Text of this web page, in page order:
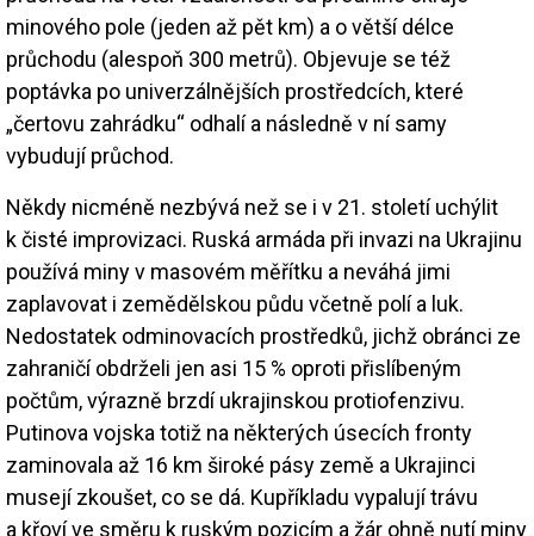
minového pole (jeden až pět km) a o větší délce
průchodu (alespoň 300 metrů). Objevuje se též
poptávka po univerzálnějších prostředcích, které
„čertovu zahrádku“ odhalí a následně v ní samy
vybudují průchod.
Někdy nicméně nezbývá než se i v 21. století uchýlit
k čisté improvizaci. Ruská armáda při invazi na Ukrajinu
používá miny v masovém měřítku a neváhá jimi
zaplavovat i zemědělskou půdu včetně polí a luk.
Nedostatek odminovacích prostředků, jichž obránci ze
zahraničí obdrželi jen asi 15 % oproti přislíbeným
počtům, výrazně brzdí ukrajinskou protiofenzivu.
Putinova vojska totiž na některých úsecích fronty
zaminovala až 16 km široké pásy země a Ukrajinci
musejí zkoušet, co se dá. Kupříkladu vypalují trávu
a křoví ve směru k ruským pozicím a žár ohně nutí miny